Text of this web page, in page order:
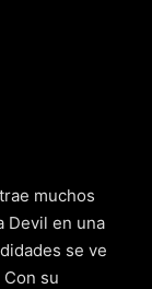
muchos
Devil en una
se ve
su